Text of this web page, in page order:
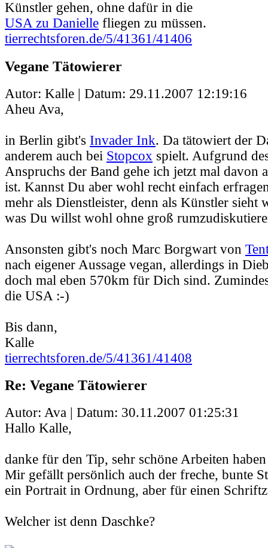
Künstler gehen, ohne dafür in die
USA zu Danielle fliegen zu müssen.
tierrechtsforen.de/5/41361/41406
Vegane Tätowierer
Autor: Kalle | Datum: 29.11.2007 12:19:16
Aheu Ava,
in Berlin gibt's Invader Ink. Da tätowiert der
anderem auch bei Stopcox spielt. Aufgrund
Anspruchs der Band gehe ich jetzt mal davon
ist. Kannst Du aber wohl recht einfach
mehr als Dienstleister, denn als Künstler sieht
was Du willst wohl ohne groß
Ansonsten gibt's noch Marc Borgwart von
nach eigener Aussage vegan, allerdings in
doch mal eben 570km für Dich sind.
die USA :-)
Bis dann,
Kalle
tierrechtsforen.de/5/41361/41408
Re: Vegane Tätowierer
Autor: Ava | Datum: 30.11.2007 01:25:31
Hallo Kalle,
danke für den Tip, sehr schöne Arbeiten
Mir gefällt persönlich auch der freche, bunte
ein Portrait in Ordnung, aber für einen
Welcher ist denn Daschke?